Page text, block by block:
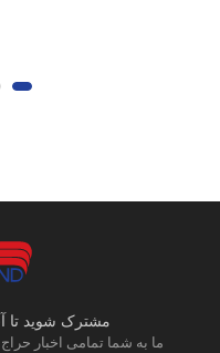
مشترک شوید تا
ما به شما تمامی اخبار